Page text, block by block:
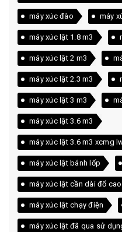
máy xúc đào máy
máy xúc lật 1.8 m3
máy xúc lật 2 m3
máy xúc lật 2.3 m3
máy xúc lật 3 m3
máy xúc lật 3.6 m3
máy xúc lật 3.6 m3 xcmg
máy xúc lật bánh lốp
máy xúc lật cần dài đổ cao
máy xúc lật chạy điện
máy xúc lật đã qua sử